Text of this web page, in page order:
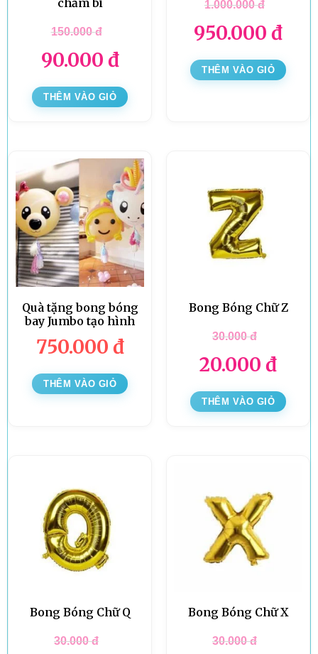
150.000đ
90.000 đ
THÊM VÀO GIỎ
1.000.000đ
950.000 đ
THÊM VÀO GIỎ
Quà tặng bong bóng
bay Jumbo tạo hình
750.000 đ
THÊM VÀO GIỎ
Bong Bóng Chữ Z
30.000đ
20.000 đ
THÊM VÀO GIỎ
Bong Bóng Chữ Q
30.000đ
Bong Bóng Chữ X
30.000đ